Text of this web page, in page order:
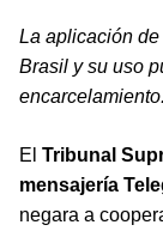
La aplicación
Brasil y su uso
encarcelamiento.
El Tribunal
mensajería
negara a